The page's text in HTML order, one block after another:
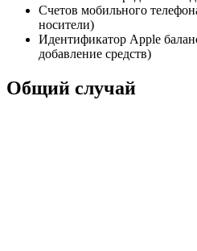
Счетов мобильного
носители)
Идентификатор Apple
добавление средств)
Общий случай